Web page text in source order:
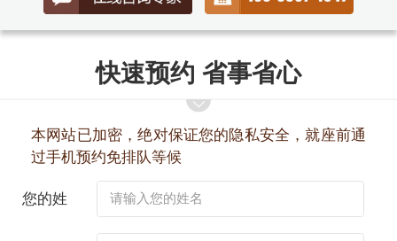
快速预约 省事省心
本网站已加密，绝对保证您的隐私安全，就座前通
过手机预约免排队等候
您的姓